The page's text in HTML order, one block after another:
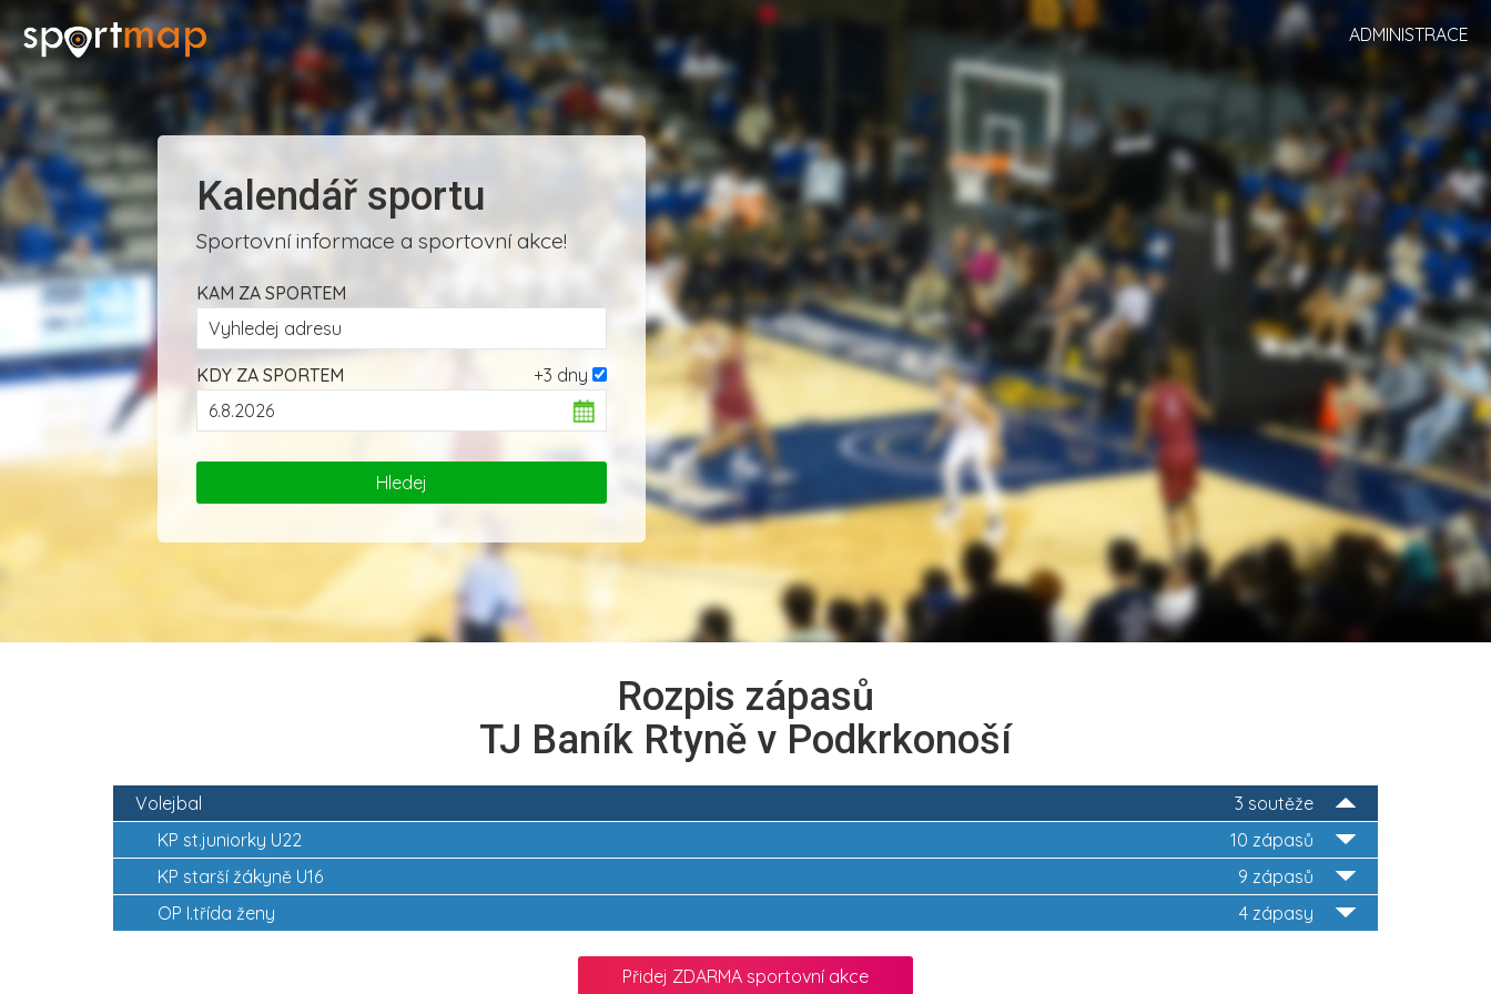
ADMINISTRACE
Kalendář sportu
Sportovní informace a sportovní akce!
KAM ZA SPORTEM
+3 dny
KDY ZA SPORTEM
Rozpis zápasů
TJ Baník Rtyně v Podkrkonoší
3 soutěže
Volejbal
10 zápasů
KP st.juniorky U22
9 zápasů
KP starší žákyně U16
4 zápasy
OP I.třída ženy
Přidej ZDARMA sportovní akce